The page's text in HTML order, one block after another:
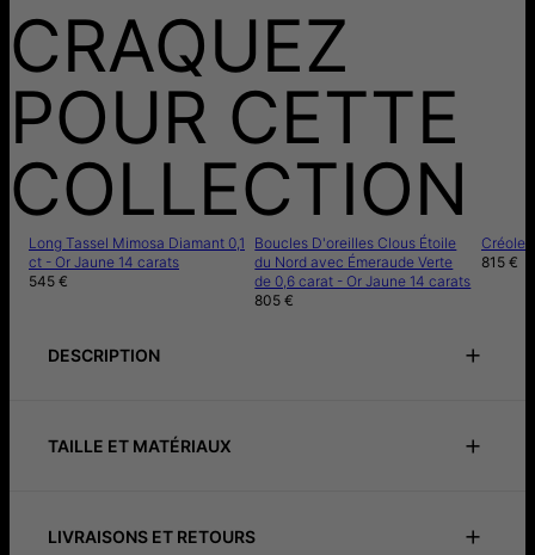
CRAQUEZ
POUR CETTE
COLLECTION
Long Tassel Mimosa Diamant 0,1
ct - Or Jaune 14 carats
545 €
Boucles D'oreilles Clous Étoile
du Nord avec Émeraude Verte
de 0,6 carat - Or Jaune 14 carats
805 €
815 €
DESCRIPTION
Découvrez l'élégance intemporelle avec nos Créoles
chaque collection de bijoux. Fabriquées avec précision et
TAILLE ET MATÉRIAUX
Mesures:
22.99mm
LIVRAISONS ET RETOURS